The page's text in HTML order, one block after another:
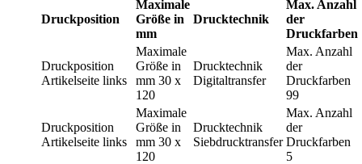
Druckposition
Maximale
Größe in
mm
Drucktechnik
Max. Anzahl
der
Druckfarben
Druckposition
Artikelseite links
Maximale
Größe in
mm 30 x
120
Drucktechnik
Digitaltransfer
Max. Anzahl
der
Druckfarben
99
Druckposition
Artikelseite links
Maximale
Größe in
mm 30 x
120
Drucktechnik
Siebdrucktransfer
Max. Anzahl
der
Druckfarben
5